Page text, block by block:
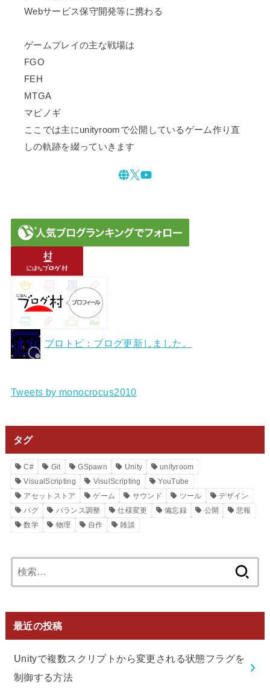
Webサービス保守開発等に携わる
ゲームプレイの主な戦場は
FGO
FEH
MTGA
マビノギ
ここでは主にunityroomで公開しているゲーム作り直
しの軌跡を綴っていきます
ブロトピ：ブログ更新しました。
Tweets by monocrocus2010
タグ
C# Git GSpawn Unity
unityroom
VisualScripting
VisulScripting
YouTube
アセットストア
ゲーム サウンド ツール
デザイン
バグ
バランス調整 仕様変更 備忘録 公開
悲報
数学
物理 自作 雑談
索:
最近の投稿
Unityで複数スクリプトから変更される状態フラグを
制御する方法